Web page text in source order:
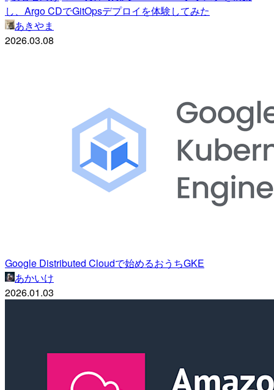
し、Argo CDでGitOpsデプロイを体験してみた
あきやま
2026.03.08
Google Distributed Cloudで始めるおうちGKE
あかいけ
2026.01.03